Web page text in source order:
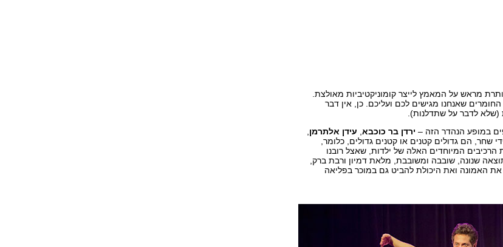
מראש על המאמץ לייצר קומוניקטיביות מאולצת.
שאנחנו מגישים לכם ועליכם. כן, אין דבר
(שלא לדבר על שתדלנות).
במופע הנהדר הזה – ירדן בר כוכבא עידן אלתרמן
שחר, הם גדולים קטנים או קטנים גדולים, כלומר,
המיוחדים האלה של ילדות, שאצל רובנו
שנונה, שובבה ומשובבת, מלאת דמיון ורבת ברק,
האמונה ואת היכולת להביט גם במוכר בפליאה